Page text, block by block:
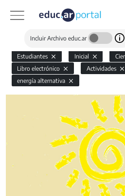
Incluir Archivo educ.ar
Estudiantes Inicial
Libro electrónico
Actividades
energía alternativa